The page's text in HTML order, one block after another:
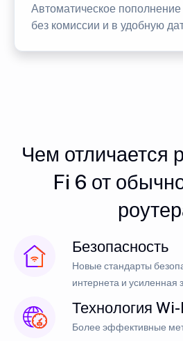
Автоматическое
без комиссии и в удобную
Чем отличается
Fi 6 от
Безопасность
Новые стандарты
интернета и усиленная
Технология
Более эффективные